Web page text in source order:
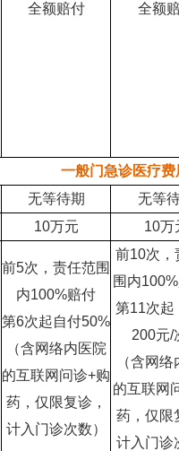
全额赔付 全额
一般门急诊医疗费
无等待期 无等
10万元 10万
前5次，责任范围
内100%赔付
第6次起自付50%
（含网络内医院
的互联网问诊+购
药，仅限复诊，
计入门诊次数）
前10次，
围内100%
第11次起
200元/
（含网
的互联网
药，仅限
计入门诊